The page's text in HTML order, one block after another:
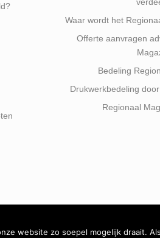
Waar wordt het
Offerte aanvragen
Bedeling
Drukwerkbedeling
Regionaal
website zo soepel mogelijk draait.